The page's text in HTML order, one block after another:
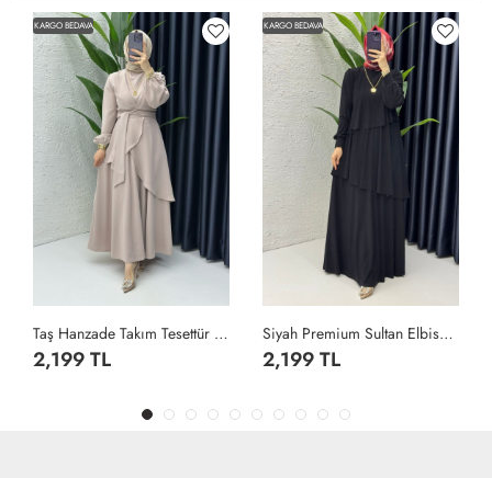
KARGO BEDAVA
Taş Hanzade Takım Tesettür Giyim Taş Rengi
2,199 TL
KARGO BEDAVA
Siyah Premium Sultan Elbise Tesettür Giyim Siyah
2,199 TL